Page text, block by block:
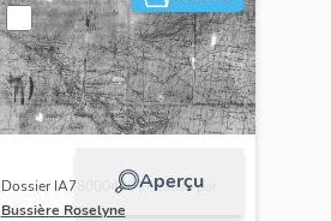
Aperçu
Dossier IA78000496 | Réalisé par
Bussière Roselyne